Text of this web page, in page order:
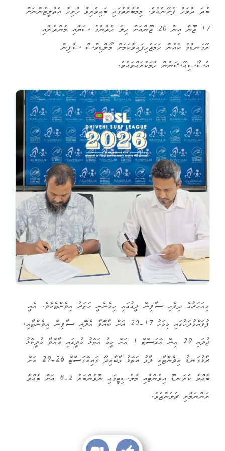
ބުދަ ދުވަހު ފެށޭނެއެވެ. މިމުބާރާތުގައި ބައިވެރިވާ ހުރިހާ އެތުލީޓުންނަށް
17 ޖޫން އިން 20 ޖޫންއަށް ހިލޭ ހެދުނުގެ ސަޔާއި މެންދުރާއި
ރޭގަނޑުގެ ކެއުން ހަމަޖެހިފައިވާކަމަށް މޯލްޑިވްސް ސާފިން
އެސޯސިއޭޝަނުން ހާމަކުރައްވައެވެ.
މިއަހަރުގެ ދިވެހި ސާފިން ލީގުގައި ހިމެނެނީ ހަތަރު އިވެންޓެކެވެ. އެއީ
ފުވައްމުލަކުގައި މިމަހު 17-20 އަށް ބާއްަވާ އެލޭއި ސާފިން އިވެންޓާއި،
ޖުލައި 29 އިން އޮގަސްޓް 1 އަށް މީމު އަތޮޅު މުލީގައި ބާއްވާ މުލީކޮޅު
ރާޅުގަނޑު އިވެންޓާއި ލާމު އަތޮޅު މާބާއިދޫ ގައިއޮގަސްޓް 26-29 އަށް
ބާއްވާ ކެރަނޑޫ އިވެންޓާއި މާލެސިޓީގައި ނޮވެންބަރު 2-8 އަށް ބާއްވާ
ރަންނަމާރި ޗެލެންޖެވެ.